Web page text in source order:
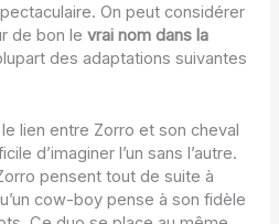
On peut considérer
de bon levrai nom dans la
des adaptations suivantes
lien entre Zorro et son cheval
d’imaginer l’un sans l’autre.
pensent tout de suite à
cow-boy pense à son fidèle